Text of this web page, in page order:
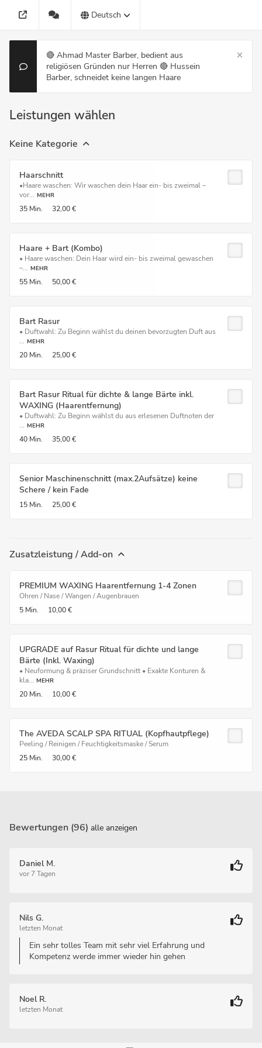
Deutsch
🔴 Ahmad Master Barber, bedient aus
religiösen Gründen nur Herren 🔴 Hussein
Barber, schneidet keine langen Haare
Leistungen wählen
Keine Kategorie
Haarschnitt
•Haare waschen: Wir waschen dein Haar ein- bis zweimal –
vor... MEHR
35 Min. 32,00 €
Haare + Bart (Kombo)
• Haare waschen: Dein Haar wird ein- bis zweimal gewaschen
–... MEHR
55 Min. 50,00 €
Bart Rasur
• Duftwahl: Zu Beginn wählst du deinen bevorzugten Duft aus
... MEHR
20 Min. 25,00 €
Bart Rasur Ritual für dichte & lange Bärte inkl.
WAXING (Haarentfernung)
• Duftwahl: Zu Beginn wählst du aus erlesenen Duftnoten der
... MEHR
40 Min. 35,00 €
Senior Maschinenschnitt (max.2Aufsätze) keine
Schere / kein Fade
15 Min. 25,00 €
Zusatzleistung / Add-on
PREMIUM WAXING Haarentfernung 1-4 Zonen
Ohren / Nase / Wangen / Augenbrauen
5 Min.
10,00 €
UPGRADE auf Rasur Ritual für dichte und lange
Bärte (Inkl. Waxing)
• Neuformung & präziser Grundschnitt • Exakte Konturen &
kla... MEHR
20 Min. 10,00 €
The AVEDA SCALP SPA RITUAL (Kopfhautpflege)
Peeling / Reinigen / Feuchtigkeitsmaske / Serum
25 Min.
30,00 €
Bewertungen (96) alle anzeigen
Daniel M.
vor 7 Tagen
Nils G.
letzten Monat
Ein sehr tolles Team mit sehr viel Erfahrung und
Kompetenz werde immer wieder hin gehen
Noel R.
letzten Monat